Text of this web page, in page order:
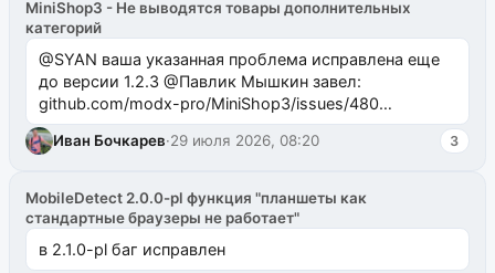
MiniShop3 - Не выводятся товары дополнительных
категорий
@SYAN ваша указанная проблема исправлена еще
до версии 1.2.3 @Павлик Мышкин завел:
github.com/modx-pro/MiniShop3/issues/480
github.com/modx-pro/MiniShop3/issues/481Исправим
в б...
Иван Бочкарев·29 июля 2026, 08:20 3
MobileDetect 2.0.0-pl функция "планшеты как
стандартные браузеры не работает"
в 2.1.0-pl баг исправлен